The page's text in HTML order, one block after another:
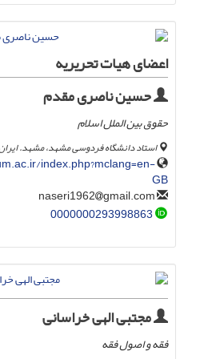
اعضای هیات تحریریه
حسین ناصری مقدم
حقوق بین الملل اسلام
استاد دانشگاه فردوسی مشهد، مشهد.
index.php?mclang=en-
GB
gmail.com
0000000293998863
مجتبی الهی خراسانی
فقه و اصول فقه